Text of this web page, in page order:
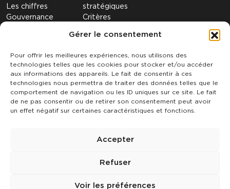
Gérer le consentement
Pour offrir les meilleures expériences, nous utilisons des
technologies telles que les cookies pour stocker et/ou accéder
aux informations des appareils. Le fait de consentir à ces
technologies nous permettra de traiter des données telles que le
comportement de navigation ou les ID uniques sur ce site. Le fait
de ne pas consentir ou de retirer son consentement peut avoir
un effet négatif sur certaines caractéristiques et fonctions.
Accepter
Refuser
Voir les préférences
Les chiffres
Gouvernance
stratégiques
Critères
Publication et actualités
Contact
Politique de cookies
Déclaration de
confidentialité